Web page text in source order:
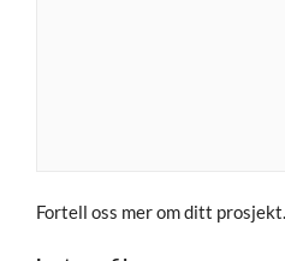
Fortell oss mer om ditt prosjekt.